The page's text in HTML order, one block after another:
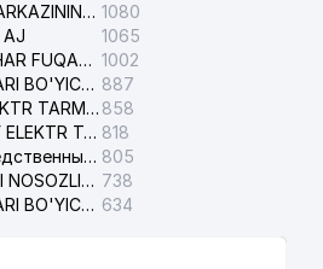
DAVLAT TEST MARKAZINING ISHONCH TELEFONLARI 1080
AJ
1065
TOSHKENT SHAHAR FUQAROLIK ISHLARI BO'YICHA SUDI 1002
FUQAROLIK ISHLARI BO'YICHA YAKKASAROY TUMANLARARO SUDI 887
YUNUSOBOD ELEKTR TARMOG'I NOSOZLIKLARI XIZMATI 858
NAVOIY HUDUDIY ELEKTR TARMOQLARI KORXONASI AJ 818
Ташкентский следственный изолятор 805
ELEKTRTARMOG'I NOSOZLIKLARINI TO'ZATISH SERGELI XIZMATI 738
FUQAROLIK ISHLARI BO'YICHA UCH-TEPA TUMANI SUDI 634